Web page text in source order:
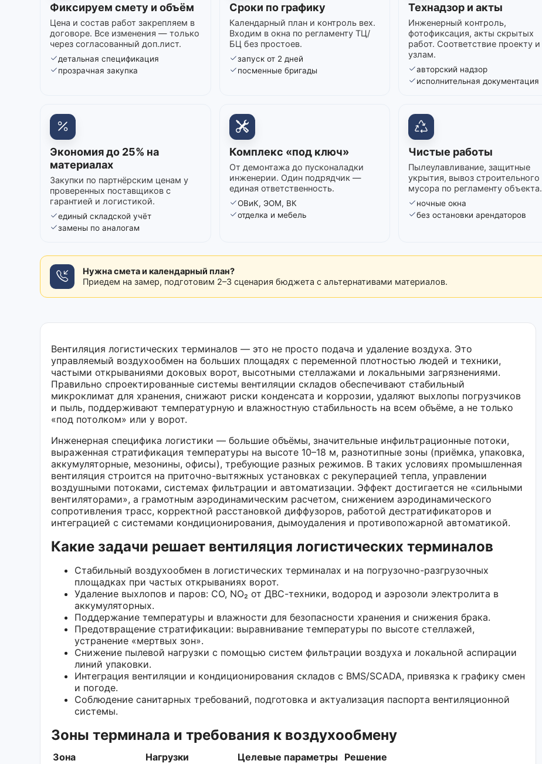
Фиксируем смету и объём
Цена и состав работ закрепляем в
договоре. Все изменения — только
через согласованный доп.лист.
детальная спецификация
прозрачная закупка
Сроки по графику
Календарный план и контроль вех.
Входим в окна по регламенту ТЦ/
БЦ без простоев.
запуск от 2 дней
посменные бригады
Технадзор и акты
Инженерный контроль,
фотофиксация, акты скрытых
работ. Соответствие проекту и
узлам.
авторский надзор
исполнительная документация
Экономия до 25% на
материалах
Закупки по партнёрским ценам у
проверенных поставщиков с
гарантией и логистикой.
единый складской учёт
замены по аналогам
Комплекс «под ключ»
От демонтажа до пусконаладки
инженерии. Один подрядчик —
единая ответственность.
ОВиК, ЭОМ, ВК
отделка и мебель
Чистые работы
Пылеулавливание, защитные
укрытия, вывоз строительного
мусора по регламенту объекта.
ночные окна
без остановки арендаторов
Нужна смета и календарный план?
Приедем на замер, подготовим 2–3 сценария бюджета с альтернативами материалов.
Вентиляция логистических терминалов — это не просто подача и удаление воздуха. Это
управляемый воздухообмен на больших площадях с переменной плотностью людей и техники,
частыми открываниями доковых ворот, высотными стеллажами и локальными загрязнениями.
Правильно спроектированные системы вентиляции складов обеспечивают стабильный
микроклимат для хранения, снижают риски конденсата и коррозии, удаляют выхлопы погрузчиков
и пыль, поддерживают температурную и влажностную стабильность на всем объёме, а не только
«под потолком» или у ворот.
Инженерная специфика логистики — большие объёмы, значительные инфильтрационные потоки,
выраженная стратификация температуры на высоте 10–18 м, разнотипные зоны (приёмка, упаковка,
аккумуляторные, мезонины, офисы), требующие разных режимов. В таких условиях промышленная
вентиляция строится на приточно-вытяжных установках с рекуперацией тепла, управлении
воздушными потоками, системах фильтрации и автоматизации. Эффект достигается не «сильными
вентиляторами», а грамотным аэродинамическим расчетом, снижением аэродинамического
сопротивления трасс, корректной расстановкой диффузоров, работой деcтратификаторов и
интеграцией с системами кондиционирования, дымоудаления и противопожарной автоматикой.
Какие задачи решает вентиляция логистических терминалов
Стабильный воздухообмен в логистических терминалах и на погрузочно-разгрузочных
площадках при частых открываниях ворот.
Удаление выхлопов и паров: CO, NO₂ от ДВС-техники, водород и аэрозоли электролита в
аккумуляторных.
Поддержание температуры и влажности для безопасности хранения и снижения брака.
Предотвращение стратификации: выравнивание температуры по высоте стеллажей,
устранение «мертвых зон».
Снижение пылевой нагрузки с помощью систем фильтрации воздуха и локальной аспирации
линий упаковки.
Интеграция вентиляции и кондиционирования складов с BMS/SCADA, привязка к графику смен
и погоде.
Соблюдение санитарных требований, подготовка и актуализация паспорта вентиляционной
системы.
Зоны терминала и требования к воздухообмену
Зона Нагрузки Целевые параметры Решение